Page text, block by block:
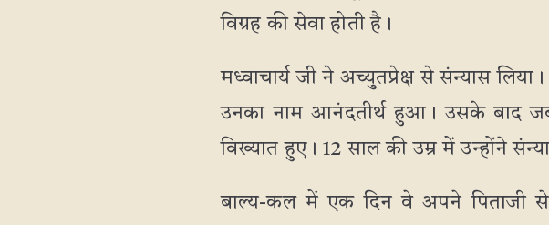
विग्रह की सेवा होती है।
मध्वाचार्य जी ने अच्युतप्रेक्ष से संन्यास
उनका नाम आनंदतीर्थ हुआ। उसके बाद जब
विख्यात हुए। 12 साल की उम्र में उन्होंने
बाल्य-कल में एक दिन वे अपने पिताजी